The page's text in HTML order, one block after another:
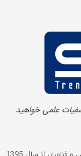
علمی خواهید